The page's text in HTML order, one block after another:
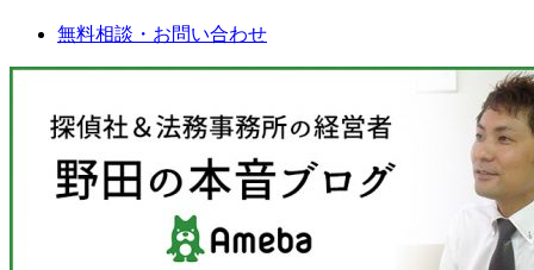
無料相談・お問い合わせ